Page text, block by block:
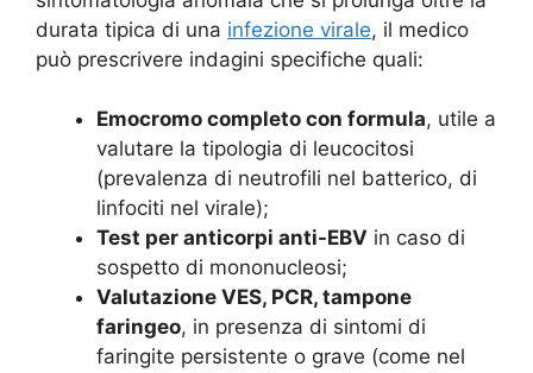
durata tipica di una infezione virale, il medico
può prescrivere indagini specifiche quali:
Emocromo completo con formula, utile a
valutare la tipologia di leucocitosi
(prevalenza di neutrofili nel batterico, di
linfociti nel virale);
Test per anticorpi anti-EBV in caso di
sospetto di mononucleosi;
Valutazione VES, PCR, tampone
faringeo, in presenza di sintomi di
faringite persistente o grave (come nel